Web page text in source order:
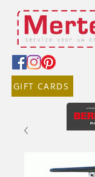
GIFT CARDS